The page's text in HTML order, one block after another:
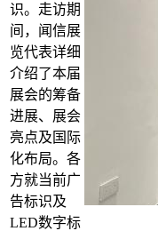
识。走访期
间，闻信展
览代表详细
介绍了本届
展会的筹备
进展、展会
亮点及国际
化布局。各
方就当前广
告标识及
LED数字标